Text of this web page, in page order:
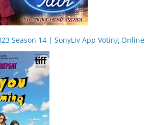
Season 14 | SonyLiv App Voting Online